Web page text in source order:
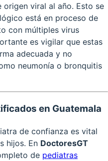
viral al año. Esto se
está en proceso de
con múltiples virus
es vigilar que estas
adecuada y no
neumonía o bronquitis
en Guatemala
de confianza es vital
hijos. En DoctoresGT
de pediatras